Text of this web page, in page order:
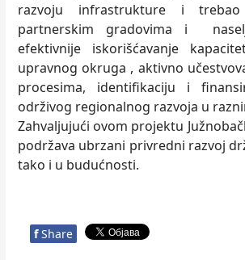
razvoju infrastrukture i
partnerskim gradovima i
efektivnije iskorišćavanje
upravnog okruga , aktivno
procesima, identifikaciju i
održivog regionalnog razvoja u
Zahvaljujući ovom projektu
podržava ubrzani privredni razvoj
tako i u budućnosti.
f Share